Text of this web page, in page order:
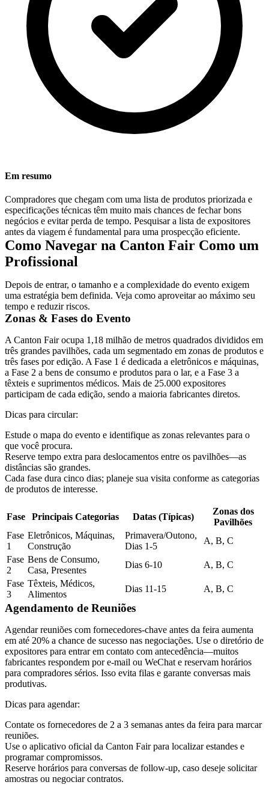
Em resumo
Compradores que chegam com uma lista de produtos priorizada e
especificações técnicas têm muito mais chances de fechar bons
negócios e evitar perda de tempo. Pesquisar a lista de expositores
antes da viagem é fundamental para uma prospecção eficiente.
Como Navegar na Canton Fair Como um
Profissional
Depois de entrar, o tamanho e a complexidade do evento exigem
uma estratégia bem definida. Veja como aproveitar ao máximo seu
tempo e reduzir riscos.
Zonas & Fases do Evento
A Canton Fair ocupa 1,18 milhão de metros quadrados divididos em
três grandes pavilhões, cada um segmentado em zonas de produtos e
três fases por edição. A Fase 1 é dedicada a eletrônicos e máquinas,
a Fase 2 a bens de consumo e produtos para o lar, e a Fase 3 a
têxteis e suprimentos médicos. Mais de 25.000 expositores
participam de cada edição, sendo a maioria fabricantes diretos.
Dicas para circular:
Estude o mapa do evento e identifique as zonas relevantes para o
que você procura.
Reserve tempo extra para deslocamentos entre os pavilhões—as
distâncias são grandes.
Cada fase dura cinco dias; planeje sua visita conforme as categorias
de produtos de interesse.
Fase Principais Categorias Datas (Típicas)
Zonas dos
Pavilhões
Fase
1
Eletrônicos, Máquinas,
Construção
Primavera/Outono,
Dias 1-5
A, B, C
Fase
2
Bens de Consumo,
Casa, Presentes
Dias 6-10
A, B, C
Fase
3
Têxteis, Médicos,
Alimentos
Dias 11-15 A, B, C
Agendamento de Reuniões
Agendar reuniões com fornecedores-chave antes da feira aumenta
em até 20% a chance de sucesso nas negociações. Use o diretório de
expositores para entrar em contato com antecedência—muitos
fabricantes respondem por e-mail ou WeChat e reservam horários
para compradores sérios. Isso evita filas e garante conversas mais
produtivas.
Dicas para agendar:
Contate os fornecedores de 2 a 3 semanas antes da feira para marcar
reuniões.
Use o aplicativo oficial da Canton Fair para localizar estandes e
programar compromissos.
Reserve horários para conversas de follow-up, caso deseje solicitar
amostras ou negociar contratos.